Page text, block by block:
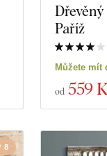
Paříž
Můžete mít
od 559
8